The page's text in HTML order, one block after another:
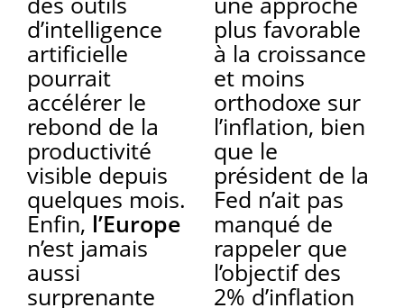
d’intelligence
artificielle
pourrait
accélérer le
rebond de la
productivité
visible depuis
quelques mois.
Enfin, l’Europe
n’est jamais
aussi
surprenante
plus favorable
à la croissance
et moins
orthodoxe sur
l’inflation, bien
que le
président de la
Fed n’ait pas
manqué de
rappeler que
l’objectif des
2% d’inflation